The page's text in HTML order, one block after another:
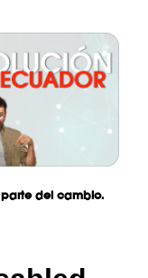
parte del cambio.